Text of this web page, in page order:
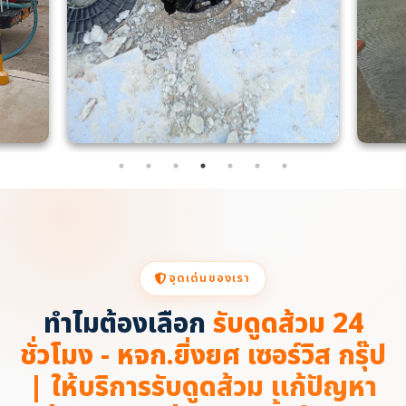
จุดเด่นของเรา
ทำไมต้องเลือกรับดูดส้วม 24
ชั่วโมง - หจก.ยิ่งยศ เซอร์วิส กรุ๊ป
| ให้บริการรับดูดส้วม แก้ปัญหา